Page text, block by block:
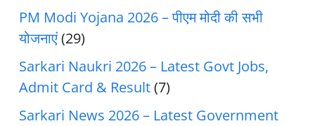
PM Modi Yojana 2026 – पीएम मोदी की सभी
योजनाएं(29)
Sarkari Naukri 2026 – Latest Govt Jobs,
Admit Card & Result(7)
Sarkari News 2026 – Latest Government